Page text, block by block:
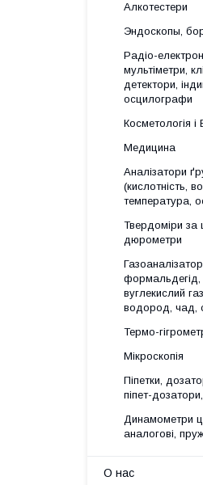
Алкотестери
Эндоскопы,
Радіо-
мультіметри,
детектори,
осцилографи
Косметологія і
Медицина
Аналізатори
(кислотність,
температура,
Твердоміри
дюрометри
формальдегід,
вуглекислий
водород, чад,
Термо-
Мікроскопія
Піпетки,
піпет-
Динамометри
аналогові,
О нас